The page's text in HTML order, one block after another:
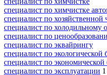
специалист по химчистке
специалист по хозяйственной
специалист по холодильному
специалист по
специалист по эквайрингу
специалист по экологической
специалист по экономической
специалист по эксплуатации 1